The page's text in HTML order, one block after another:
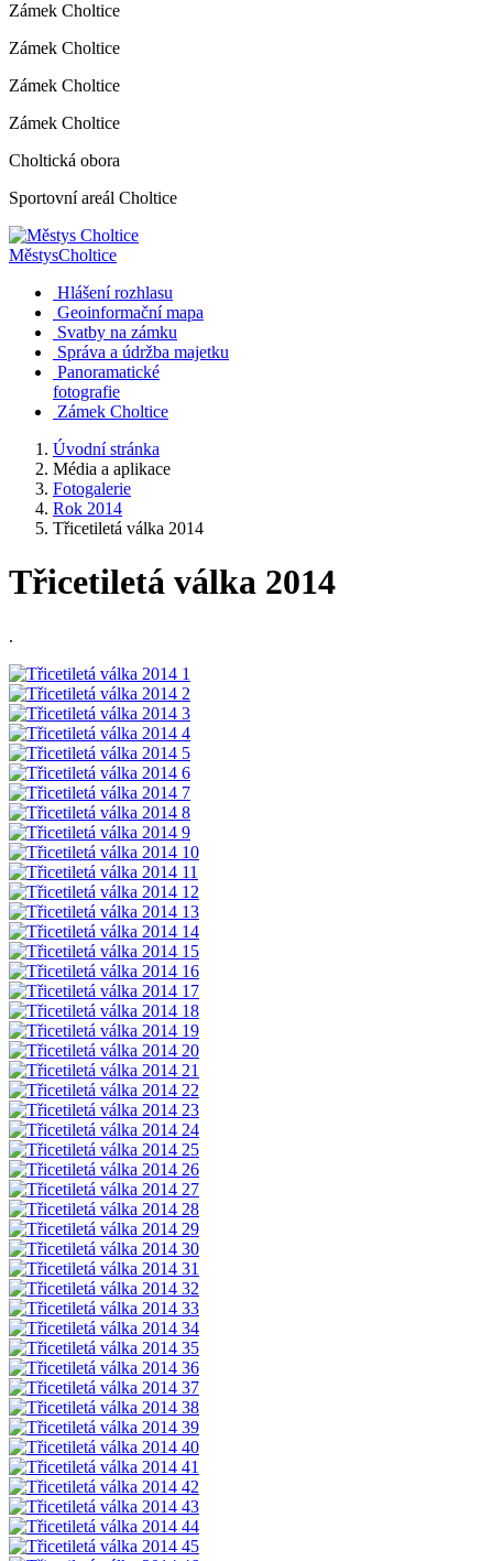
Zámek Choltice
Zámek Choltice
Zámek Choltice
Zámek Choltice
Choltická obora
Sportovní areál Choltice
MěstysCholtice
Hlášení rozhlasu
Geoinformační mapa
Svatby na zámku
Správa a údržba majetku
Panoramatické
fotografie
Zámek Choltice
Úvodní stránka
Média a aplikace
Fotogalerie
Rok 2014
Třicetiletá válka 2014
Třicetiletá válka 2014
.